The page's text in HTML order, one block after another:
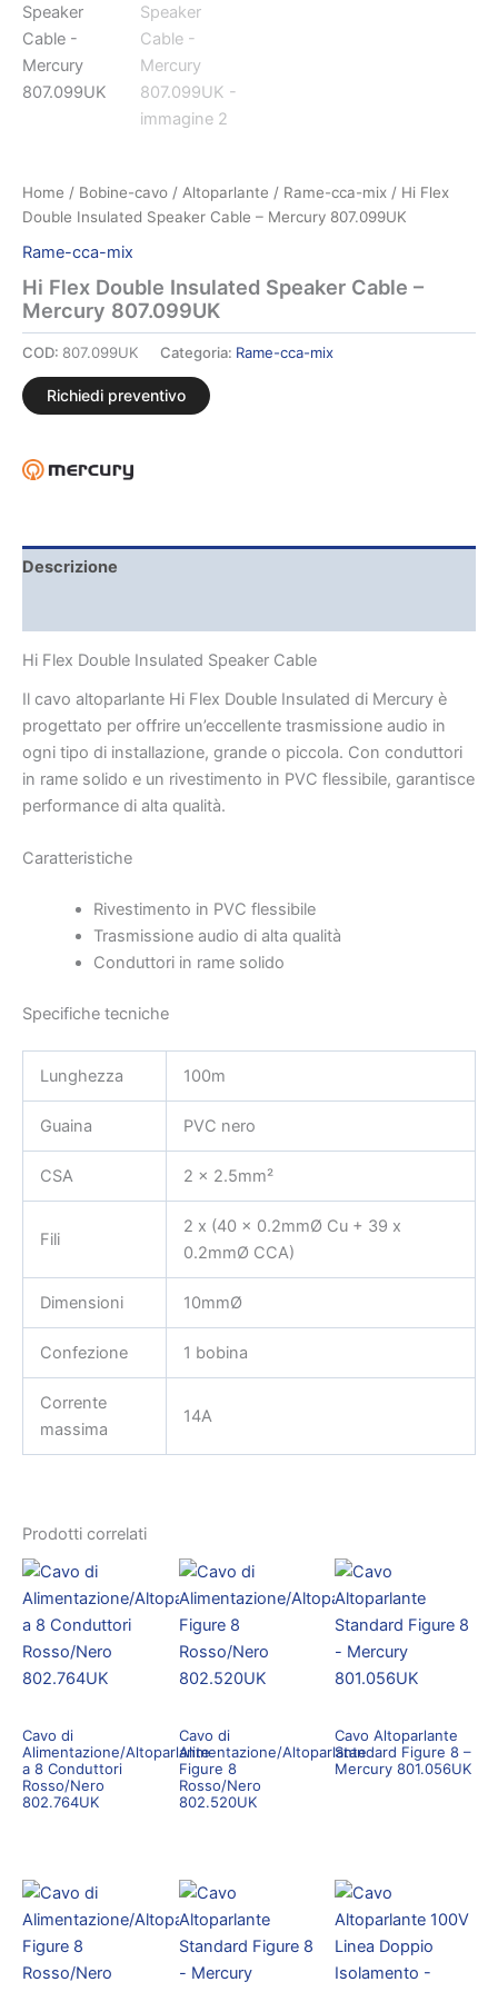
Home / Bobine-cavo / Altoparlante / Rame-cca-mix / Hi Flex
Double Insulated Speaker Cable – Mercury 807.099UK
Rame-cca-mix
Hi Flex Double Insulated Speaker Cable –
Mercury 807.099UK
COD: 807.099UK Categoria: Rame-cca-mix
Richiedi preventivo
Descrizione
Hi Flex Double Insulated Speaker Cable
Il cavo altoparlante Hi Flex Double Insulated di Mercury è
progettato per offrire un’eccellente trasmissione audio in
ogni tipo di installazione, grande o piccola. Con conduttori
in rame solido e un rivestimento in PVC flessibile, garantisce
performance di alta qualità.
Caratteristiche
Rivestimento in PVC flessibile
Trasmissione audio di alta qualità
Conduttori in rame solido
Specifiche tecniche
Lunghezza 100m
Guaina PVC nero
CSA 2 x 2.5mm²
Fili
2 x (40 x 0.2mmØ Cu + 39 x
0.2mmØ CCA)
Dimensioni 10mmØ
Confezione 1 bobina
Corrente
massima
14A
Prodotti correlati
Cavo di
Alimentazione/Altoparlante
a 8 Conduttori
Rosso/Nero
802.764UK
Cavo di
Alimentazione/Altoparlante
Figure 8
Rosso/Nero
802.520UK
Cavo Altoparlante
Standard Figure 8 –
Mercury 801.056UK